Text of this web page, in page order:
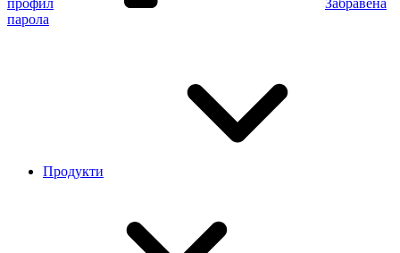
профил
Забравена
парола
Продукти